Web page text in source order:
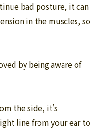
bad posture, it can
in the muscles, so
by being aware of
the side, it’s
line from your ear to